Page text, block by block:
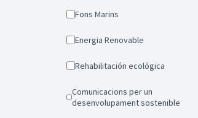
Fons Marins
Energia Renovable
Rehabilitación ecológica
Comunicacions per un
desenvolupament sostenible